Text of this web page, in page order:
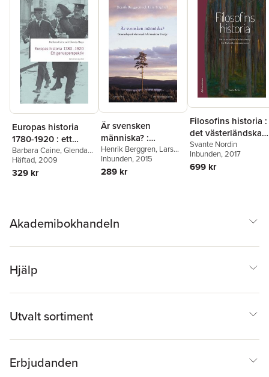
Europas historia
1780-1920 : ett
genusperspektiv
Barbara Caine,Glenda
Sluga
Häftad, 2009
329 kr
Är svensken
människa? :
gemenskap och
oberoende i det
moderna Sverige
Henrik Berggren, Lars
Trägårdh
Inbunden, 2015
289 kr
Filosofins historia :
det västerländska
förnuftets äventyr
från Thales till
postmodernismen
Svante Nordin
Inbunden, 2017
699 kr
Akademibokhandeln
Hjälp
Utvalt sortiment
Erbjudanden